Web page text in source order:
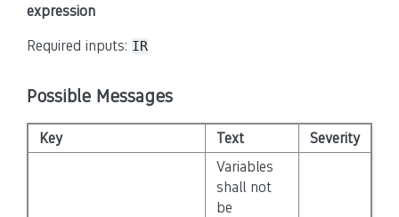
expression
Required inputs: IR
Possible Messages
Key Text Severity
Variables
shall not
be